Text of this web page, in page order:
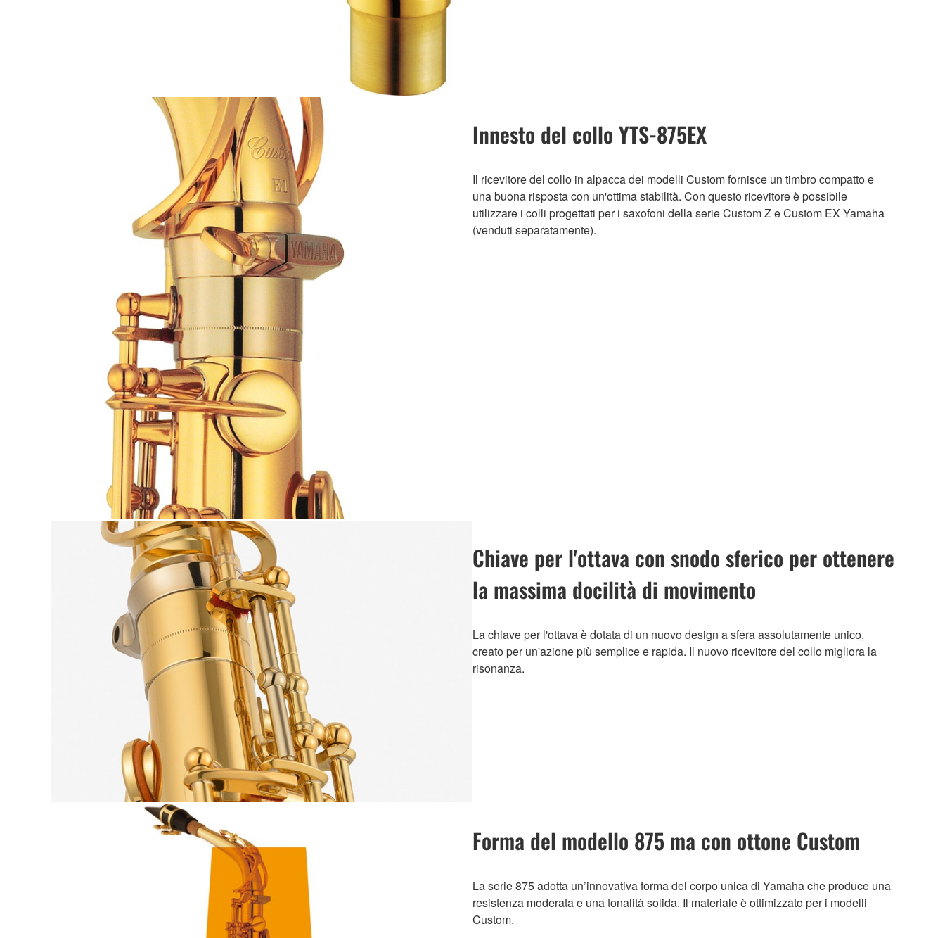
Innesto del collo YTS-875EX
Il ricevitore del collo in alpacca dei modelli Custom fornisce un timbro compatto e
una buona risposta con un'ottima stabilità. Con questo ricevitore è possibile
utilizzare i colli progettati per i saxofoni della serie Custom Z e Custom EX Yamaha
(venduti separatamente).
Chiave per l'ottava con snodo sferico per ottenere
la massima docilità di movimento
La chiave per l'ottava è dotata di un nuovo design a sfera assolutamente unico,
creato per un'azione più semplice e rapida. Il nuovo ricevitore del collo migliora la
risonanza.
Forma del modello 875 ma con ottone Custom
La serie 875 adotta un’innovativa forma del corpo unica di Yamaha che produce una
resistenza moderata e una tonalità solida. Il materiale è ottimizzato per i modelli
Custom.